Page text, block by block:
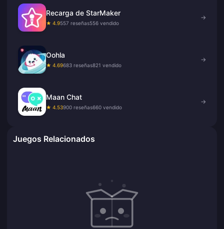
Recarga de StarMaker
★ 4.9557 reseñas556 vendido
→
Oohla
★ 4.69683 reseñas821 vendido
→
Maan Chat
★ 4.53900 reseñas660 vendido
→
Juegos Relacionados